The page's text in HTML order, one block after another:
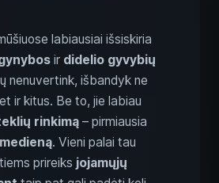
labiausiai išsiskiria
ir didelio gyvybių
nenuvertink, išbandyk ne
ir kitus. Be to, jie labiau
rinkimą – pirmiausia
medieną. Vieni palai tau
prireiks jojamųjų